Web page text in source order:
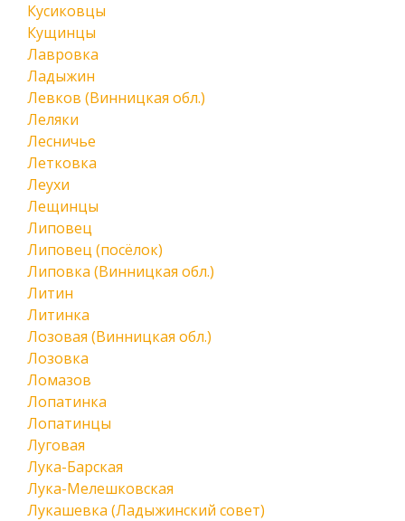
Кусиковцы
Кущинцы
Лавровка
Ладыжин
Левков (Винницкая обл.)
Леляки
Лесничье
Летковка
Леухи
Лещинцы
Липовец
Липовец (посёлок)
Липовка (Винницкая обл.)
Литин
Литинка
Лозовая (Винницкая обл.)
Лозовка
Ломазов
Лопатинка
Лопатинцы
Луговая
Лука-Барская
Лука-Мелешковская
Лукашевка (Ладыжинский совет)